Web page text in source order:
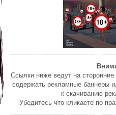
Ссылки ниже ведут на
содержать рекламные баннеры
к скачиванию
Убедитесь что кликаете по